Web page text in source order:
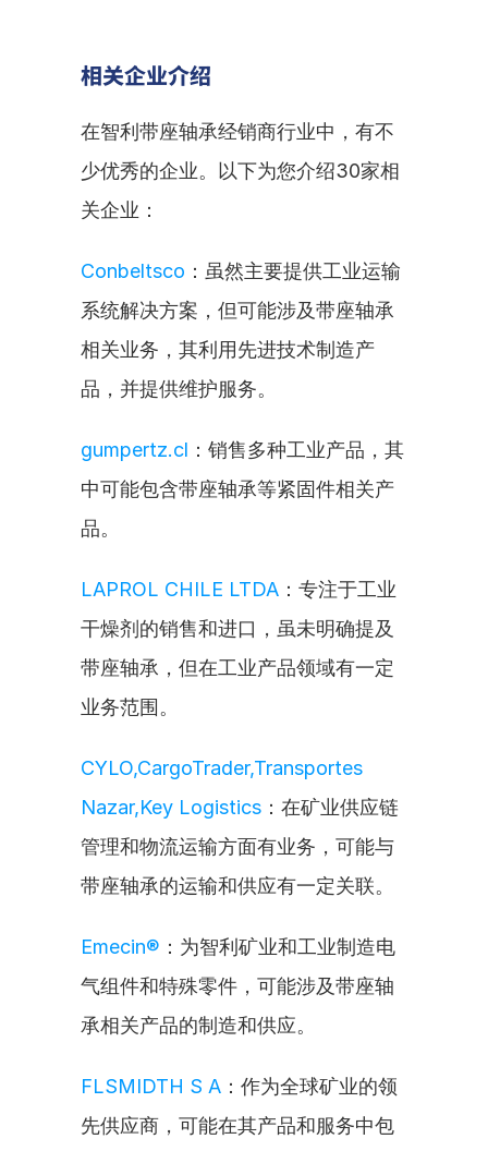
相关企业介绍
在智利带座轴承经销商行业中，有不
少优秀的企业。以下为您介绍30家相
关企业：
Conbeltsco ：虽然主要提供工业运输
系统解决方案，但可能涉及带座轴承
相关业务，其利用先进技术制造产
品，并提供维护服务。
gumpertz.cl ：销售多种工业产品，其
中可能包含带座轴承等紧固件相关产
品。
LAPROL CHILE LTDA ：专注于工业
干燥剂的销售和进口，虽未明确提及
带座轴承，但在工业产品领域有一定
业务范围。
CYLO,CargoTrader,Transportes
Nazar,Key Logistics ：在矿业供应链
管理和物流运输方面有业务，可能与
带座轴承的运输和供应有一定关联。
Emecin® ：为智利矿业和工业制造电
气组件和特殊零件，可能涉及带座轴
承相关产品的制造和供应。
FLSMIDTH S A ：作为全球矿业的领
先供应商，可能在其产品和服务中包